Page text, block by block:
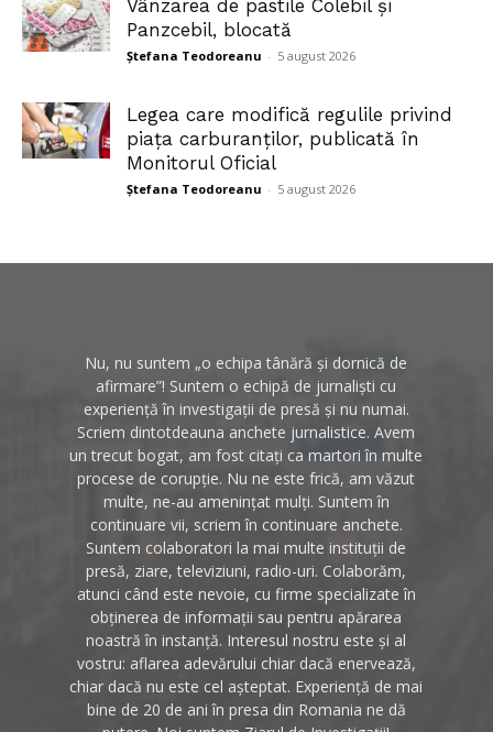
Vânzarea de pastile Colebil și
Panzcebil, blocată
Ștefana Teodoreanu - 5 august 2026
Legea care modifică regulile privind
piața carburanților, publicată în
Monitorul Oficial
Ștefana Teodoreanu - 5 august 2026
Nu, nu suntem „o echipa tânără și dornică de
afirmare”! Suntem o echipă de jurnaliști cu
experiență în investigații de presă și nu numai.
Scriem dintotdeauna anchete jurnalistice. Avem
un trecut bogat, am fost citați ca martori în multe
procese de corupție. Nu ne este frică, am văzut
multe, ne-au amenințat mulți. Suntem în
continuare vii, scriem în continuare anchete.
Suntem colaboratori la mai multe instituții de
presă, ziare, televiziuni, radio-uri. Colaborăm,
atunci când este nevoie, cu firme specializate în
obținerea de informații sau pentru apărarea
noastră în instanță. Interesul nostru este și al
vostru: aflarea adevărului chiar dacă enervează,
chiar dacă nu este cel așteptat. Experiență de mai
bine de 20 de ani în presa din Romania ne dă